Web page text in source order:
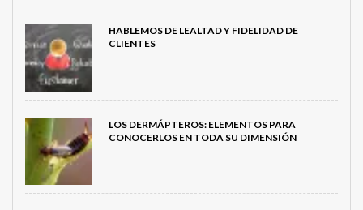
HABLEMOS DE LEALTAD Y FIDELIDAD DE
CLIENTES
LOS DERMÁPTEROS: ELEMENTOS PARA
CONOCERLOS EN TODA SU DIMENSIÓN